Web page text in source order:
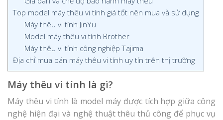
Top model máy thêu vi tính giá tốt nên mua và sử dụng
Máy thêu vi tính JinYu
Model máy thêu vi tính Brother
Máy thêu vi tính công nghiệp Tajima
Địa chỉ mua bán máy thêu vi tính uy tín trên thị trường
Máy thêu vi tính là gì?
Máy thêu vi tính là model máy được tích hợp giữa công
nghệ hiện đại và nghệ thuật thêu thủ công để phục vụ